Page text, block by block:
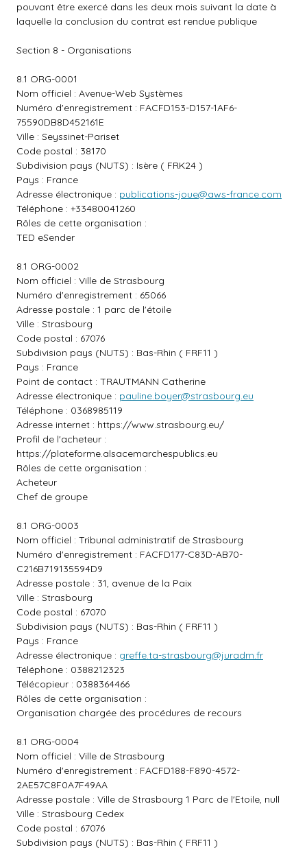
pouvant être exercé dans les deux mois suivant la date à
laquelle la conclusion du contrat est rendue publique
Section 8 - Organisations
8.1 ORG-0001
Nom officiel : Avenue-Web Systèmes
Numéro d'enregistrement : FACFD153-D157-1AF6-
75590DB8D452161E
Ville : Seyssinet-Pariset
Code postal : 38170
Subdivision pays (NUTS) : Isère ( FRK24 )
Pays : France
Adresse électronique : publications-joue@aws-france.com
Téléphone : +33480041260
Rôles de cette organisation :
TED eSender
8.1 ORG-0002
Nom officiel : Ville de Strasbourg
Numéro d'enregistrement : 65066
Adresse postale : 1 parc de l'étoile
Ville : Strasbourg
Code postal : 67076
Subdivision pays (NUTS) : Bas-Rhin ( FRF11 )
Pays : France
Point de contact : TRAUTMANN Catherine
Adresse électronique : pauline.boyer@strasbourg.eu
Téléphone : 0368985119
Adresse internet : https://www.strasbourg.eu/
Profil de l'acheteur :
https://plateforme.alsacemarchespublics.eu
Rôles de cette organisation :
Acheteur
Chef de groupe
8.1 ORG-0003
Nom officiel : Tribunal administratif de Strasbourg
Numéro d'enregistrement : FACFD177-C83D-AB70-
C216B719135594D9
Adresse postale : 31, avenue de la Paix
Ville : Strasbourg
Code postal : 67070
Subdivision pays (NUTS) : Bas-Rhin ( FRF11 )
Pays : France
Adresse électronique : greffe.ta-strasbourg@juradm.fr
Téléphone : 0388212323
Télécopieur : 0388364466
Rôles de cette organisation :
Organisation chargée des procédures de recours
8.1 ORG-0004
Nom officiel : Ville de Strasbourg
Numéro d'enregistrement : FACFD188-F890-4572-
2AE57C8F0A7F49AA
Adresse postale : Ville de Strasbourg 1 Parc de l'Etoile, null
Ville : Strasbourg Cedex
Code postal : 67076
Subdivision pays (NUTS) : Bas-Rhin ( FRF11 )